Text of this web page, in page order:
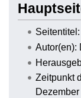
Autor(en):
Zeitpunkt